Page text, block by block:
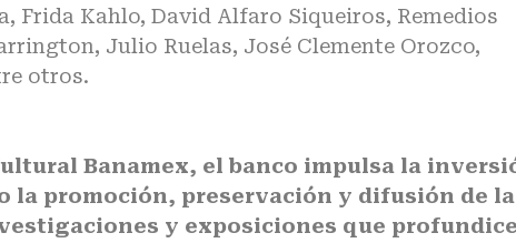
Frida Kahlo, David Alfaro Siqueiros, Remedios
Julio Ruelas, José Clemente Orozco,
otros.
Banamex, el banco impulsa la
la promoción, preservación y difusión de la
y exposiciones que